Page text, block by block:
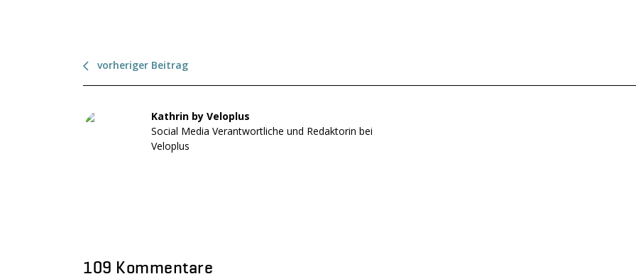
vorheriger Beitrag
Kathrin by Veloplus
Social Media Verantwortliche und Redaktorin bei
Veloplus
109 Kommentare